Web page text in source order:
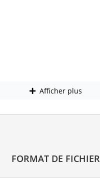
Afficher plus
FORMAT DE FICHIER